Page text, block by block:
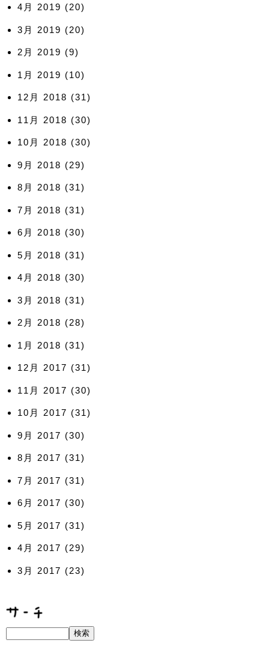
4月 2019 (20)
3月 2019 (20)
2月 2019 (9)
1月 2019 (10)
12月 2018 (31)
11月 2018 (30)
10月 2018 (30)
9月 2018 (29)
8月 2018 (31)
7月 2018 (31)
6月 2018 (30)
5月 2018 (31)
4月 2018 (30)
3月 2018 (31)
2月 2018 (28)
1月 2018 (31)
12月 2017 (31)
11月 2017 (30)
10月 2017 (31)
9月 2017 (30)
8月 2017 (31)
7月 2017 (31)
6月 2017 (30)
5月 2017 (31)
4月 2017 (29)
3月 2017 (23)